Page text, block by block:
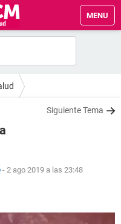
MENU
Siguiente Tema
- 2 ago 2019 a las 23:48